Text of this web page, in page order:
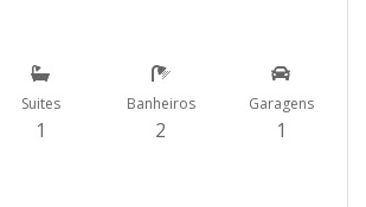
Suites
1
Banheiros
2
Garagens
1